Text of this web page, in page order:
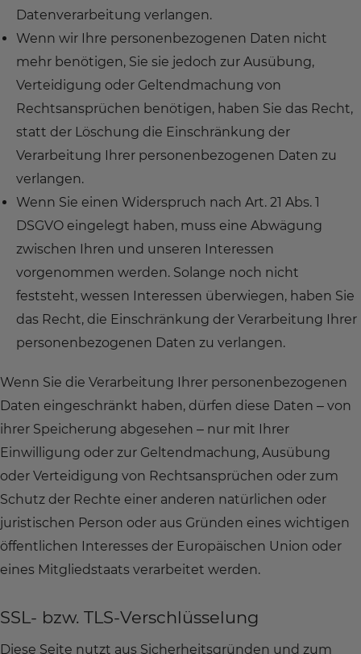
Datenverarbeitung verlangen.
Wenn wir Ihre personenbezogenen Daten nicht
mehr benötigen, Sie sie jedoch zur Ausübung,
Verteidigung oder Geltendmachung von
Rechtsansprüchen benötigen, haben Sie das Recht,
statt der Löschung die Einschränkung der
Verarbeitung Ihrer personenbezogenen Daten zu
verlangen.
Wenn Sie einen Widerspruch nach Art. 21 Abs. 1
DSGVO eingelegt haben, muss eine Abwägung
zwischen Ihren und unseren Interessen
vorgenommen werden. Solange noch nicht
feststeht, wessen Interessen überwiegen, haben Sie
das Recht, die Einschränkung der Verarbeitung Ihrer
personenbezogenen Daten zu verlangen.
Wenn Sie die Verarbeitung Ihrer personenbezogenen
Daten eingeschränkt haben, dürfen diese Daten – von
ihrer Speicherung abgesehen – nur mit Ihrer
Einwilligung oder zur Geltendmachung, Ausübung
oder Verteidigung von Rechtsansprüchen oder zum
Schutz der Rechte einer anderen natürlichen oder
juristischen Person oder aus Gründen eines wichtigen
öffentlichen Interesses der Europäischen Union oder
eines Mitgliedstaats verarbeitet werden.
SSL- bzw. TLS-Verschlüsselung
Diese Seite nutzt aus Sicherheitsgründen und zum